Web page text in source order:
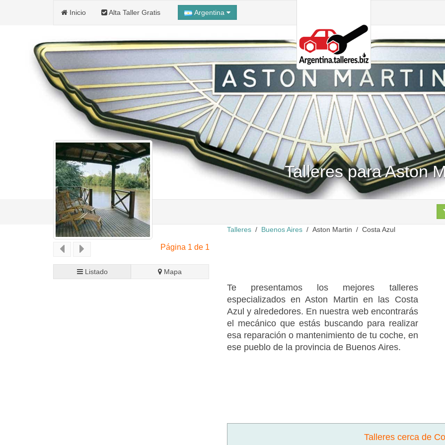
Inicio Alta Taller Gratis Argentina
Talleres para Aston
Página 1 de 1
Listado Mapa
Talleres Buenos Aires Aston Martin Costa Azul
Te presentamos los mejores talleres
especializados en Aston Martin en las Costa
Azul y alrededores. En nuestra web encontrarás
el mecánico que estás buscando para realizar
esa reparación o mantenimiento de tu coche, en
ese pueblo de la provincia de Buenos Aires.
Talleres cerca de